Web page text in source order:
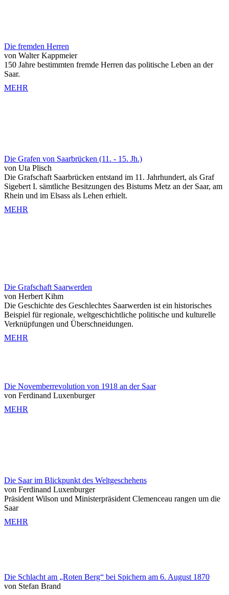
Die fremden Herren
von Walter Kappmeier
150 Jahre bestimmten fremde Herren das politische Leben an der
Saar.
MEHR
Die Grafen von Saarbrücken (11. - 15. Jh.)
von Uta Plisch
Die Grafschaft Saarbrücken entstand im 11. Jahrhundert, als Graf
Sigebert I. sämtliche Besitzungen des Bistums Metz an der Saar, am
Rhein und im Elsass als Lehen erhielt.
MEHR
Die Grafschaft Saarwerden
von Herbert Kihm
Die Geschichte des Geschlechtes Saarwerden ist ein historisches
Beispiel für regionale, weltgeschichtliche politische und kulturelle
Verknüpfungen und Überschneidungen.
MEHR
Die Novemberrevolution von 1918 an der Saar
von Ferdinand Luxenburger
MEHR
Die Saar im Blickpunkt des Weltgeschehens
von Ferdinand Luxenburger
Präsident Wilson und Ministerpräsident Clemenceau rangen um die
Saar
MEHR
Die Schlacht am „Roten Berg“ bei Spichern am 6. August 1870
von Stefan Brand